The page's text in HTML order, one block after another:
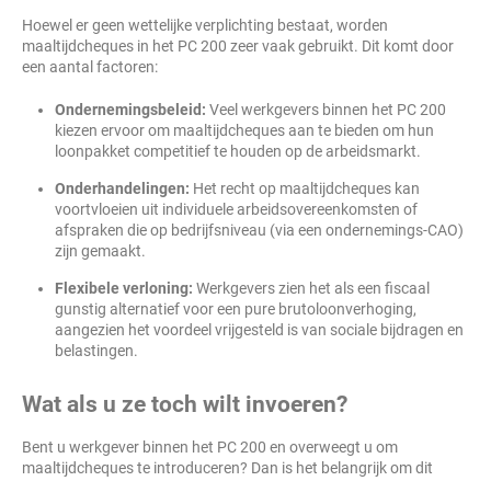
Hoewel er geen wettelijke verplichting bestaat, worden
maaltijdcheques in het PC 200 zeer vaak gebruikt. Dit komt door
een aantal factoren:
Ondernemingsbeleid: Veel werkgevers binnen het PC 200
kiezen ervoor om maaltijdcheques aan te bieden om hun
loonpakket competitief te houden op de arbeidsmarkt.
Onderhandelingen: Het recht op maaltijdcheques kan
voortvloeien uit individuele arbeidsovereenkomsten of
afspraken die op bedrijfsniveau (via een ondernemings-CAO)
zijn gemaakt.
Flexibele verloning: Werkgevers zien het als een fiscaal
gunstig alternatief voor een pure brutoloonverhoging,
aangezien het voordeel vrijgesteld is van sociale bijdragen en
belastingen.
Wat als u ze toch wilt invoeren?
Bent u werkgever binnen het PC 200 en overweegt u om
maaltijdcheques te introduceren? Dan is het belangrijk om dit